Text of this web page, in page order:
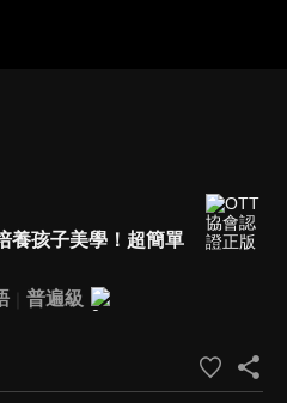
養孩子美學！超簡單
普遍級